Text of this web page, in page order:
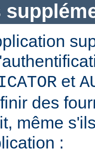
et
des
même
: